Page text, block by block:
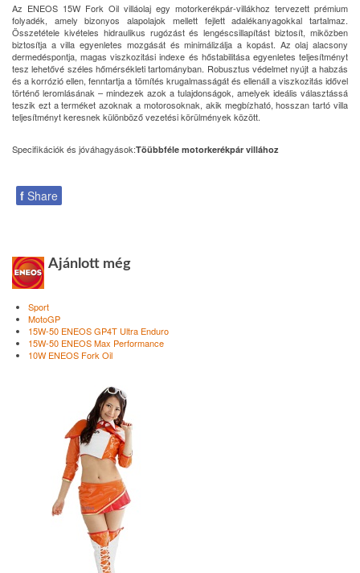
Az ENEOS 15W Fork Oil villáolaj egy motorkerékpár-villákhoz tervezett prémium
folyadék, amely bizonyos alapolajok mellett fejlett adalékanyagokkal tartalmaz.
Összetétele kivételes hidraulikus rugózást és lengéscsillapítást biztosít, miközben
biztosítja a villa egyenletes mozgását és minimálizálja a kopást. Az olaj alacsony
dermedéspontja, magas viszkozitási indexe és hőstabilitása egyenletes teljesítményt
tesz lehetővé széles hőmérsékleti tartományban. Robusztus védelmet nyújt a habzás
és a korrózió ellen, fenntartja a tömítés krugalmasságát és ellenáll a viszkozitás idővel
történő leromlásának – mindezek azok a tulajdonságok, amelyek ideális választássá
teszik ezt a terméket azoknak a motorosoknak, akik megbízható, hosszan tartó villa
teljesítményt keresnek különböző vezetési körülmények között.
Specifikációk és jóváhagyások:Töübbféle motorkerékpár villához
f Share
Ajánlott még
Sport
MotoGP
15W-50 ENEOS GP4T Ultra Enduro
15W-50 ENEOS Max Performance
10W ENEOS Fork Oil